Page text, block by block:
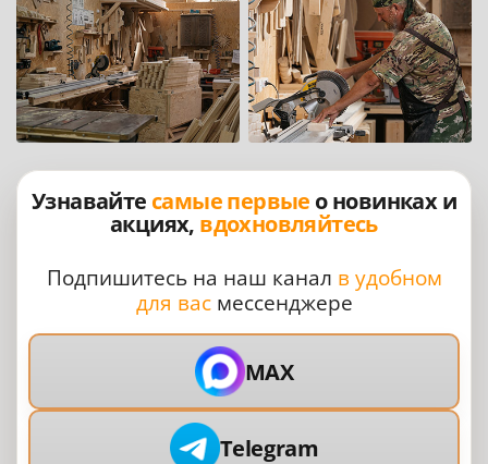
Узнавайте самые первые о новинках и
акциях, вдохновляйтесь
Подпишитесь на наш канал в удобном
для васмессенджере
MAX
Telegram